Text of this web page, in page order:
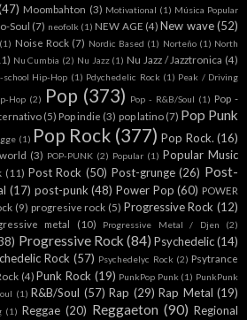
Moombahton (3) Motivational (1) Música Popular
Soul (7) neofolk (1) NEW AGE (4) New wave (52)
(1) Noise Rock (7) Nordic Based (1) Norteño (1) North
Nu Cumbia (2) Nu Jazz (1) Nu Jazz / Jazztronica (4)
school Hip-Hop (1) Pdychedelic Rock (1) Peak / Driving
Hop (2) Pop (373) Pop - R&B/Soul (1) Pop -
(5) Pop indie (3) pop latino (7) Pop Punk
(1) Pop Rock (377) Pop Rock. (16)
(3) POP-PUNK (2) Popular (1) Popular Music
(11) Post Rock (50) Post-grunge (26) Post-
(17) post-punk (48) Power Pop (60) POWER
(9) progresive rock (5) Progressive Rock (12)
metal (10) Progressive Metal / Djen (2)
Progressive Rock (84) Psychedelic(14)
Rock (57) Psychedelyc Rock (2) Psytrance
(4) Punk Rock (19) PunkPop Punk (1) PunkPunk
(1) R&B/Soul (57) Rap (29) Rap Metal (19)
(1) Reggae (20) Reggaeton (90) Regional